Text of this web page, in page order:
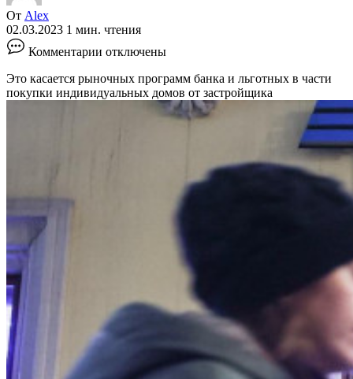
От Alex
02.03.2023 1 мин. чтения
Комментарии записи
снизил
требования
Недвижимость
отключены
Это касается рыночных программ банка и льготных в части
покупки индивидуальных домов от застройщика